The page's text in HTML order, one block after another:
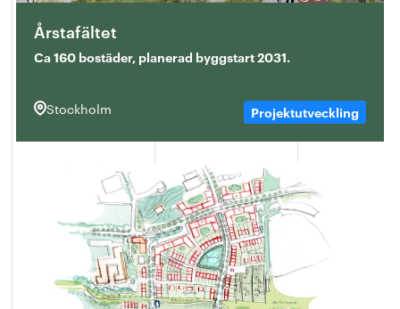
Årstafältet
Ca 160 bostäder, planerad byggstart 2031.
Stockholm Projektutveckling